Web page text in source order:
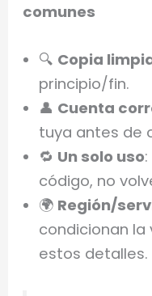
comunes
🔍 Copia
principio/fin.
👤 Cuenta
tuya antes de
🔁 Un solo uso
código, no
🌍 Región/
condicionan la
estos detalles.